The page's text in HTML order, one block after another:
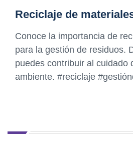
Reciclaje de
Conoce la importancia de
para la gestión de residuos.
puedes contribuir al cuidado
ambiente. #reciclaje